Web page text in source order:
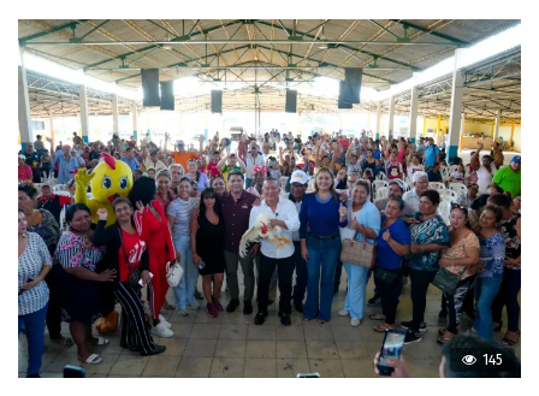
145